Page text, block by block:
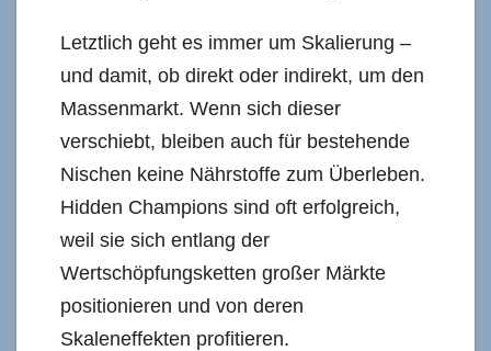
Letztlich geht es immer um Skalierung –
und damit, ob direkt oder indirekt, um den
Massenmarkt. Wenn sich dieser
verschiebt, bleiben auch für bestehende
Nischen keine Nährstoffe zum Überleben.
Hidden Champions sind oft erfolgreich,
weil sie sich entlang der
Wertschöpfungsketten großer Märkte
positionieren und von deren
Skaleneffekten profitieren.